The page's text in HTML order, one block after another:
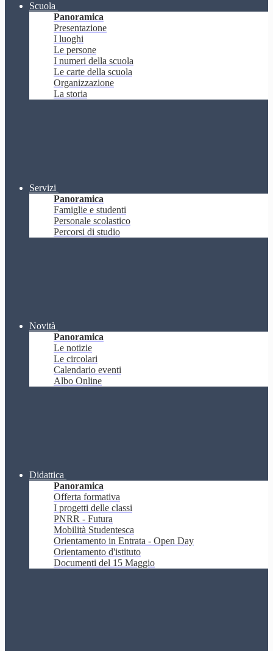
Scuola
Panoramica
Presentazione
I luoghi
Le persone
I numeri della scuola
Le carte della scuola
Organizzazione
La storia
Servizi
Panoramica
Famiglie e studenti
Personale scolastico
Percorsi di studio
Novità
Panoramica
Le notizie
Le circolari
Calendario eventi
Albo Online
Didattica
Panoramica
Offerta formativa
I progetti delle classi
PNRR - Futura
Mobilità Studentesca
Orientamento in Entrata - Open Day
Orientamento d'istituto
Documenti del 15 Maggio